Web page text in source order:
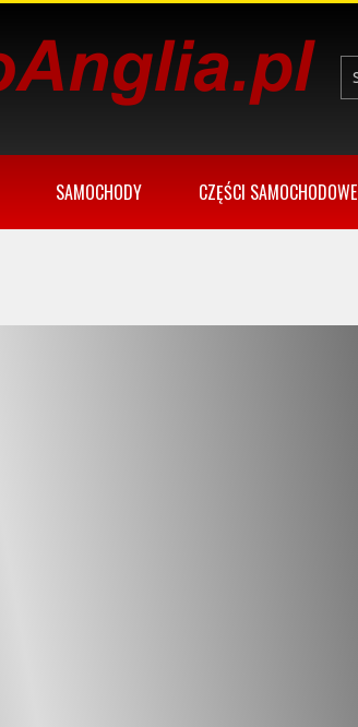
SAMOCHODY CZĘŚCI SAMOCHODOWE